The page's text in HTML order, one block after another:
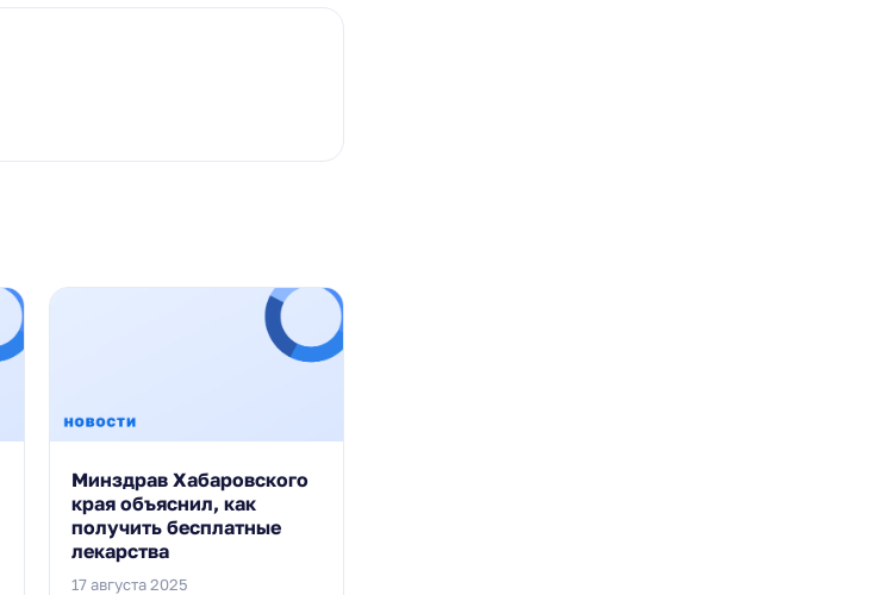
Минздрав Хабаровского
края объяснил, как
получить бесплатные
лекарства
17 августа 2025